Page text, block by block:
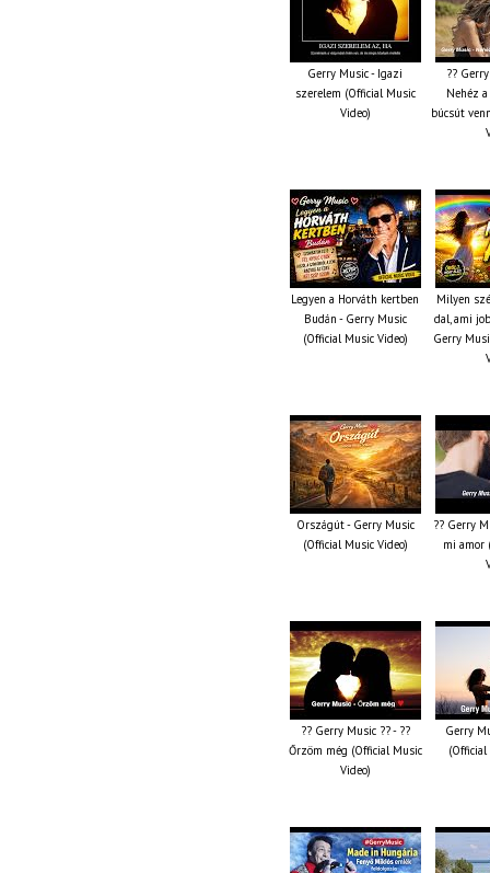
Gerry Music - Igazi
szerelem (Official Music
Video)
??
Nehéz
búcsút
Legyen a Horváth kertben
Budán - Gerry Music
(Official Music Video)
Milyen
dal, ami
Gerry
Országút - Gerry Music
(Official Music Video)
?? Gerry
mi amor
?? Gerry Music ?? - ??
Őrzöm még (Official Music
Video)
Gerry
(Official